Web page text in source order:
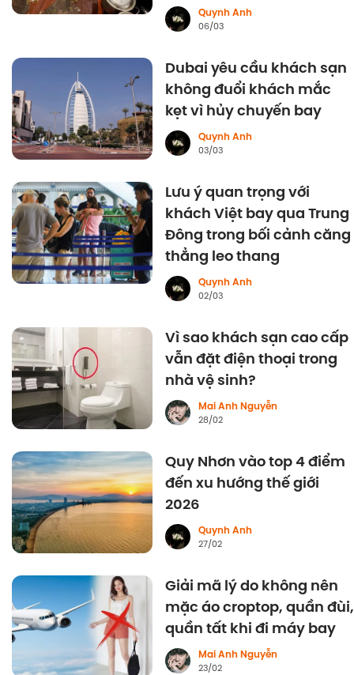
Quynh Anh
06/03
Dubai yêu cầu khách sạn
không đuổi khách mắc
kẹt vì hủy chuyến bay
Quynh Anh
03/03
Lưu ý quan trọng với
khách Việt bay qua Trung
Đông trong bối cảnh căng
thẳng leo thang
Quynh Anh
02/03
Vì sao khách sạn cao cấp
vẫn đặt điện thoại trong
nhà vệ sinh?
Mai Anh Nguyễn
28/02
Quy Nhơn vào top 4 điểm
đến xu hướng thế giới
2026
Quynh Anh
27/02
Giải mã lý do không nên
mặc áo croptop, quần đùi,
quần tất khi đi máy bay
Mai Anh Nguyễn
23/02